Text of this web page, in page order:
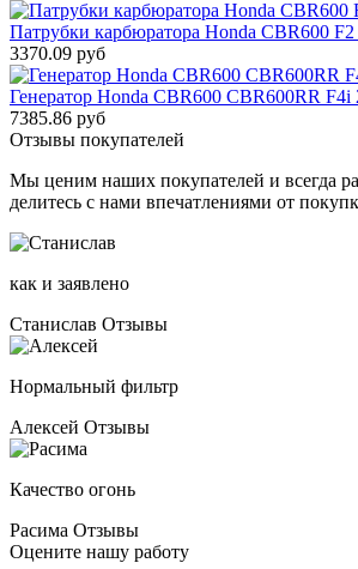
Патрубки карбюратора Honda CBR600
3370.09 руб
Генератор Honda CBR600 CBR600RR F4i
7385.86 руб
Отзывы покупателей
Мы ценим наших покупателей и всегда
делитесь с нами впечатлениями от
как и заявлено
Станислав Отзывы
Нормальный фильтр
Алексей Отзывы
Качество огонь
Расима Отзывы
Оцените нашу работу